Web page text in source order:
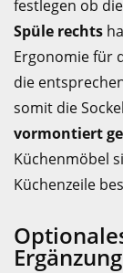
festlegen ob
Spüle rechts
Ergonomie für
die
somit die
vormontiert
Küchenmöbel
Küchenzeile